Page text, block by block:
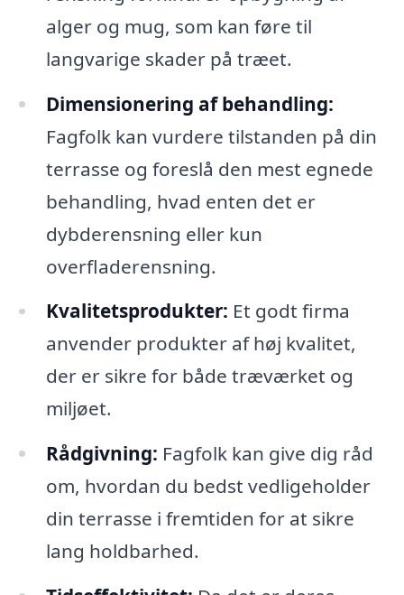
alger og mug, som kan føre til
langvarige skader på træet.
Dimensionering af behandling:
Fagfolk kan vurdere tilstanden på din
terrasse og foreslå den mest egnede
behandling, hvad enten det er
dybderensning eller kun
overfladerensning.
Kvalitetsprodukter: Et godt firma
anvender produkter af høj kvalitet,
der er sikre for både træværket og
miljøet.
Rådgivning: Fagfolk kan give dig råd
om, hvordan du bedst vedligeholder
din terrasse i fremtiden for at sikre
lang holdbarhed.